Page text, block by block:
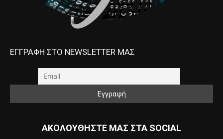
ΕΓΓΡΑΦΗ ΣΤΟ NEWSLETTER ΜΑΣ
ΑΚΟΛΟΥΘΗΣΤΕ ΜΑΣ ΣΤΑ SOCIAL